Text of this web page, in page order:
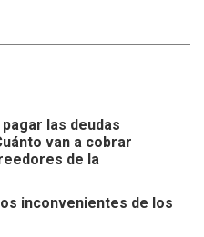
las deudas
van a cobrar
de la
inconvenientes de los